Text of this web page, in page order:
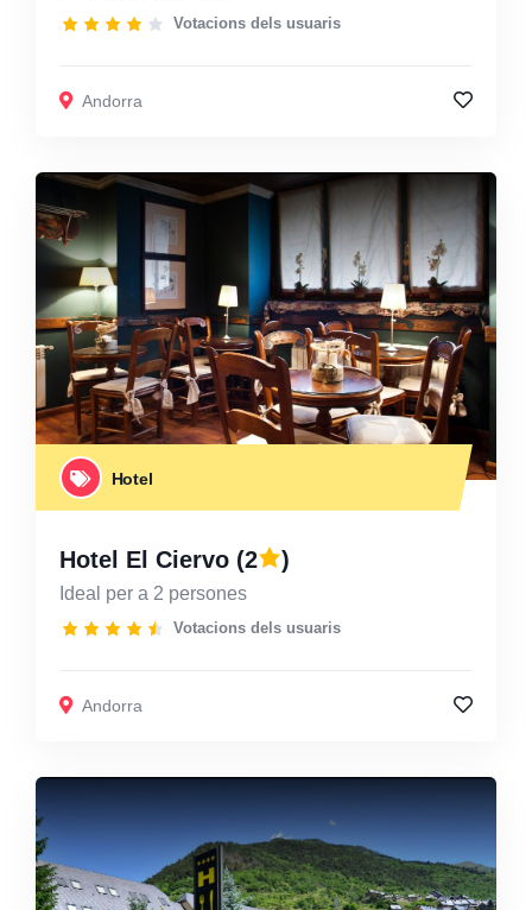
Votacions dels usuaris
Andorra
Hotel
Hotel El Ciervo (2 )
Ideal per a 2 persones
Votacions dels usuaris
Andorra